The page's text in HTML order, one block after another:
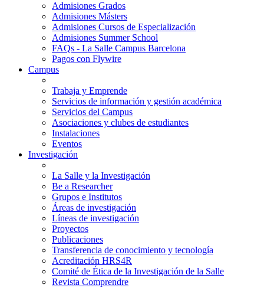
Admisiones Grados
Admisiones Másters
Admisiones Cursos de Especialización
Admisiones Summer School
FAQs - La Salle Campus Barcelona
Pagos con Flywire
Campus
Trabaja y Emprende
Servicios de información y gestión académica
Servicios del Campus
Asociaciones y clubes de estudiantes
Instalaciones
Eventos
Investigación
La Salle y la Investigación
Be a Researcher
Grupos e Institutos
Áreas de investigación
Líneas de investigación
Proyectos
Publicaciones
Transferencia de conocimiento y tecnología
Acreditación HRS4R
Comité de Ética de la Investigación de la Salle
Revista Comprendre